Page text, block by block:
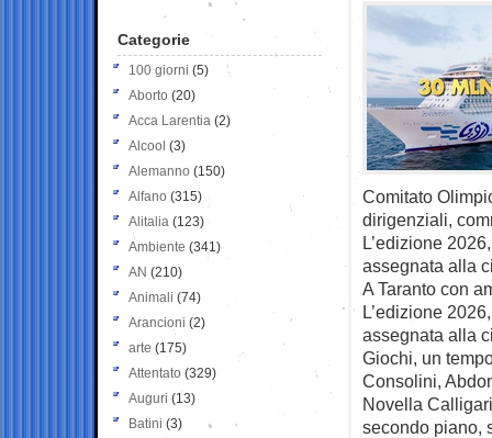
Comitato
dirigenziali,
L’edizione
assegnata alla
A Taranto con
L’edizione
assegnata alla
Giochi, un
Consolini,
Novella
secondo piano,
Categorie
100 giorni (5)
Aborto (20)
Acca Larentia (2)
Alcool (3)
Alemanno (150)
Alfano (315)
Alitalia (123)
Ambiente (341)
AN (210)
Animali (74)
Arancioni (2)
arte (175)
Attentato (329)
Auguri (13)
Batini (3)